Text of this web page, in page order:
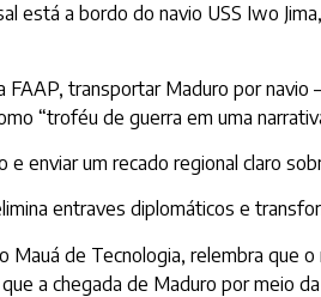
a bordo do navio USS Iwo
transportar Maduro por
“troféu de guerra em uma
enviar um recado regional claro
entraves diplomáticos e
de Tecnologia, relembra que
a chegada de Maduro por meio